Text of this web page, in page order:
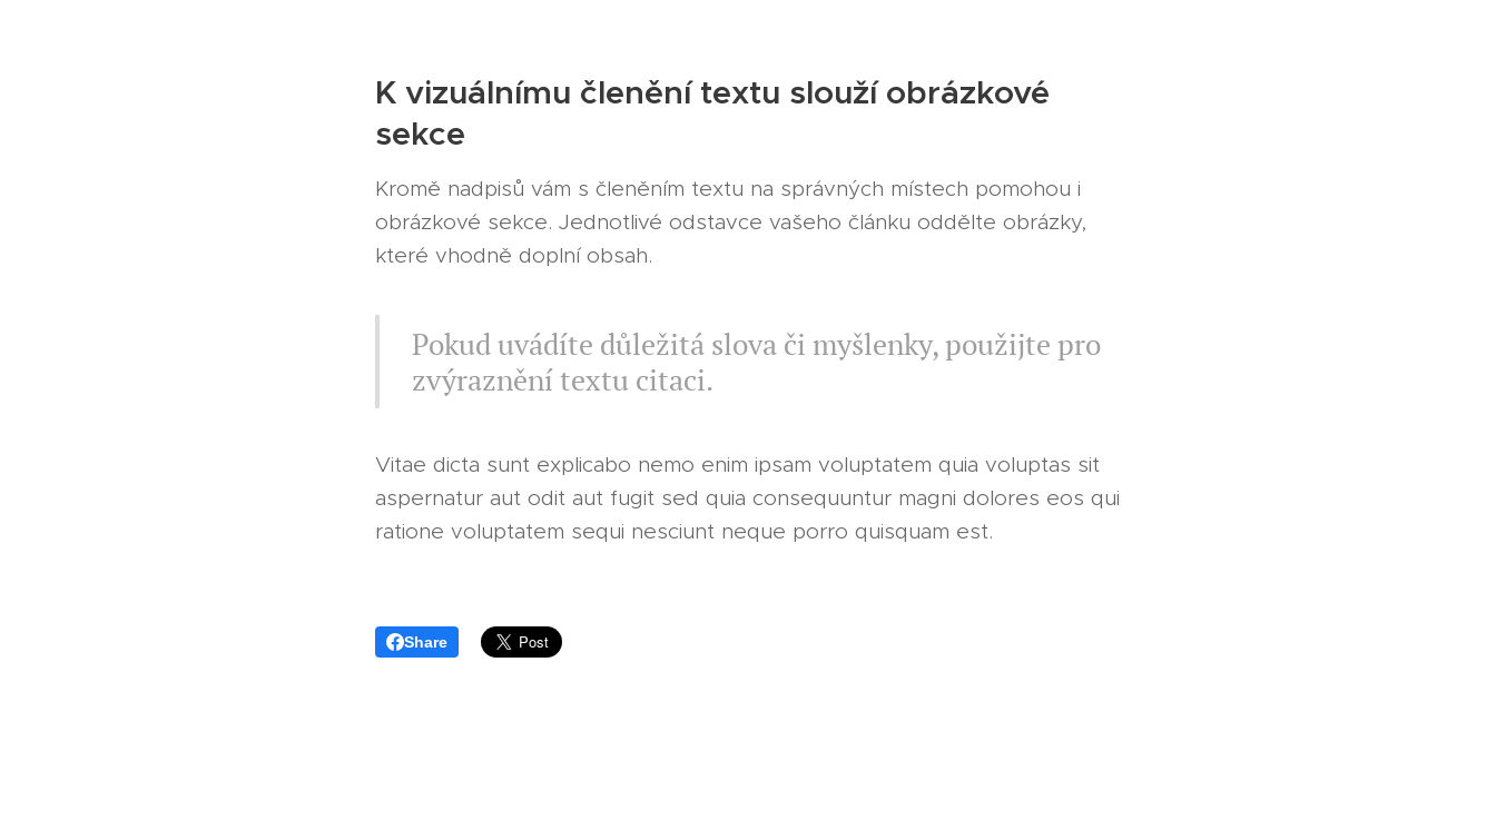
K vizuálnímu členění textu slouží obrázkové
sekce
Kromě nadpisů vám s členěním textu na správných místech pomohou i
obrázkové sekce. Jednotlivé odstavce vašeho článku oddělte obrázky,
které vhodně doplní obsah.
Pokud uvádíte důležitá slova či myšlenky, použijte pro
zvýraznění textu citaci.
Vitae dicta sunt explicabo nemo enim ipsam voluptatem quia voluptas sit
aspernatur aut odit aut fugit sed quia consequuntur magni dolores eos qui
ratione voluptatem sequi nesciunt neque porro quisquam est.
Share